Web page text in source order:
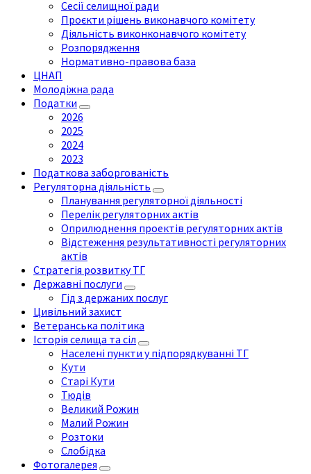
Сесії селищної ради
Проєкти рішень виконавчого комітету
Діяльність виконконавчого комітету
Розпорядження
Нормативно-правова база
ЦНАП
Молодіжна рада
Податки
2026
2025
2024
2023
Податкова заборгованість
Регуляторна діяльність
Планування регуляторної діяльності
Перелік регуляторних актів
Оприлюднення проектів регуляторних актів
Відстеження результативності регуляторних
актів
Стратегія розвитку ТГ
Державні послуги
Гід з держаних послуг
Цивільний захист
Ветеранська політика
Історія селища та сіл
Населені пункти у підпорядкуванні ТГ
Кути
Старі Кути
Тюдів
Великий Рожин
Малий Рожин
Розтоки
Слобідка
Фотогалерея